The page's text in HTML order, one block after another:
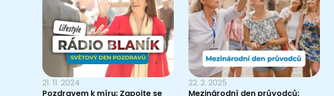
21. 11. 2024
Pozdravem k míru: Zapojte se
22. 2. 2025
Mezinárodní den průvodců: